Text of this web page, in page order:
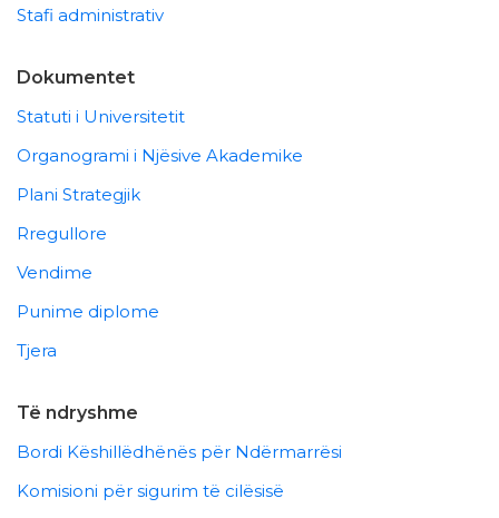
Stafi administrativ
Dokumentet
Statuti i Universitetit
Organogrami i Njësive Akademike
Plani Strategjik
Rregullore
Vendime
Punime diplome
Tjera
Të ndryshme
Bordi Këshillëdhënës për Ndërmarrësi
Komisioni për sigurim të cilësisë